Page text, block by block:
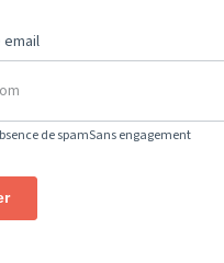
de spamSans engagement